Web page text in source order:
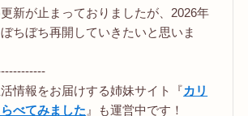
新が止まっておりましたが、2026年
ちぼち再開していきたいと思いま
情報をお届けする姉妹サイト『カリ
べてみました』も運営中です！